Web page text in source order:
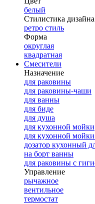
белый
Стилистика дизайна
ретро стиль
Форма
округлая
квадратная
Смесители
Назначение
для раковины
для раковины-чаши
для ванны
для биде
для душа
для кухонной мойки
для кухонной
дозатор кухонный
на борт ванны
для раковины с
Управление
рычажное
вентильное
термостат